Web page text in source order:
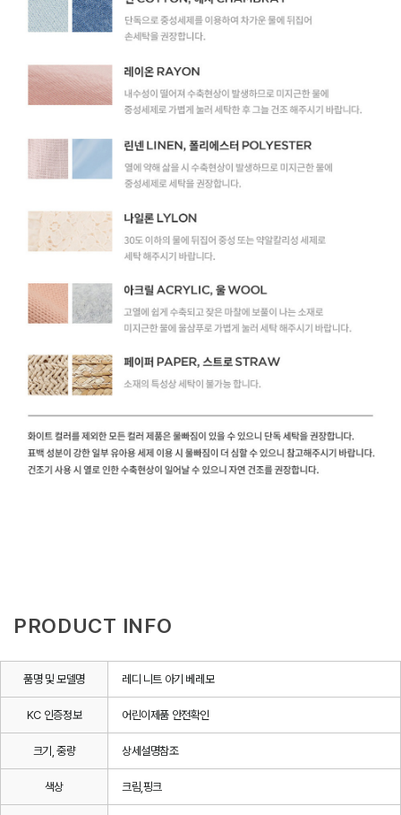
PRODUCT INFO
품명 및 모델명 레디 니트 아기 베레모
KC 인증정보 어린이제품 안전확인
크기, 중량 상세설명참조
색상 크림,핑크